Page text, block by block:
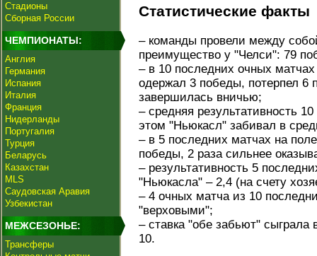
Стадионы
Сборная России
ЧЕМПИОНАТЫ:
Англия
Германия
Испания
Италия
Франция
Нидерланды
Португалия
Турция
Беларусь
Казахстан
MLS
Саудовская Аравия
Узбекистан
МЕЖСЕЗОНЬЕ:
Трансферы
Статистические факты
– команды провели между
преимущество у "Челси": 79
– в 10 последних очных
одержал 3 победы, потерпел 6
завершилась вничью;
– средняя результативность
этом "Ньюкасл" забивал в
– в 5 последних матчах на
победы, 2 раза сильнее
– результативность 5
"Ньюкасла" – 2,4 (на счету
– 4 очных матча из 10
"верховыми";
– ставка "обе забьют"
10.